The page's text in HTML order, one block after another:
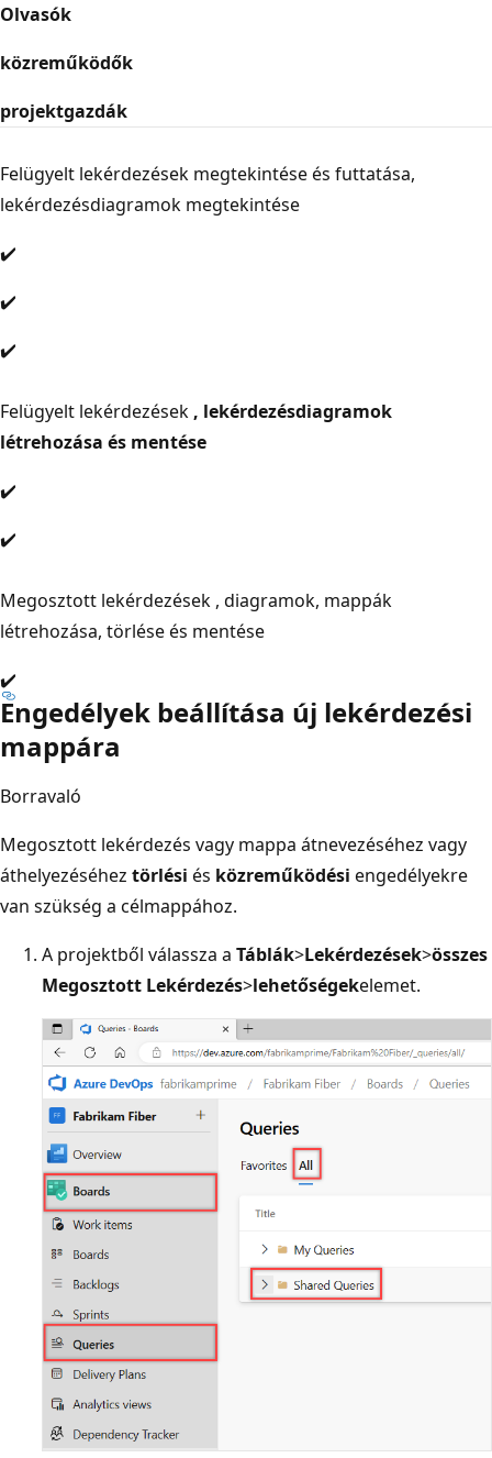
Olvasók
közreműködők
projektgazdák
Felügyelt lekérdezések megtekintése és futtatása,
lekérdezésdiagramok megtekintése
✔️
✔️
✔️
Felügyelt lekérdezések , lekérdezésdiagramok
létrehozása és mentése
✔️
✔️
Megosztott lekérdezések , diagramok, mappák
létrehozása, törlése és mentése
✔️
Engedélyek beállítása új lekérdezési
mappára
Borravaló
Megosztott lekérdezés vagy mappa átnevezéséhez vagy
áthelyezéséhez törlési és közreműködési engedélyekre
van szükség a célmappához.
A projektből válassza a Táblák>Lekérdezések>összes
Megosztott Lekérdezés>lehetőségekelemet.